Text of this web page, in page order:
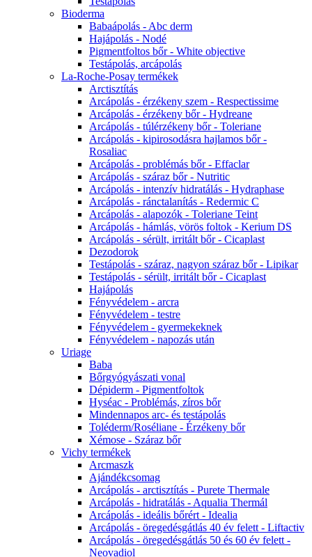
Bioderma
Babaápolás - Abc derm
Hajápolás - Nodé
Pigmentfoltos bőr - White objective
Testápolás, arcápolás
La-Roche-Posay termékek
Arctisztítás
Arcápolás - érzékeny szem - Respectissime
Arcápolás - érzékeny bőr - Hydreane
Arcápolás - túlérzékeny bőr - Toleriane
Arcápolás - kipirosodásra hajlamos bőr -
Rosaliac
Arcápolás - problémás bőr - Effaclar
Arcápolás - száraz bőr - Nutritic
Arcápolás - intenzív hidratálás - Hydraphase
Arcápolás - ránctalanítás - Redermic C
Arcápolás - alapozók - Toleriane Teint
Arcápolás - hámlás, vörös foltok - Kerium DS
Arcápolás - sérült, irritált bőr - Cicaplast
Dezodorok
Testápolás - száraz, nagyon száraz bőr - Lipikar
Testápolás - sérült, irritált bőr - Cicaplast
Hajápolás
Fényvédelem - arcra
Fényvédelem - testre
Fényvédelem - gyermekeknek
Fényvédelem - napozás után
Uriage
Baba
Bőrgyógyászati vonal
Dépiderm - Pigmentfoltok
Hyséac - Problémás, zíros bőr
Mindennapos arc- és testápolás
Toléderm/Roséliane - Érzékeny bőr
Xémose - Száraz bőr
Vichy termékek
Arcmaszk
Ajándékcsomag
Arcápolás - arctisztítás - Purete Thermale
Arcápolás - hidratálás - Aqualia Thermál
Arcápolás - ideális bőrért - Idealia
Arcápolás - öregedésgátlás 40 év felett - Liftactiv
Arcápolás - öregedésgátlás 50 és 60 év felett -
Neovadiol